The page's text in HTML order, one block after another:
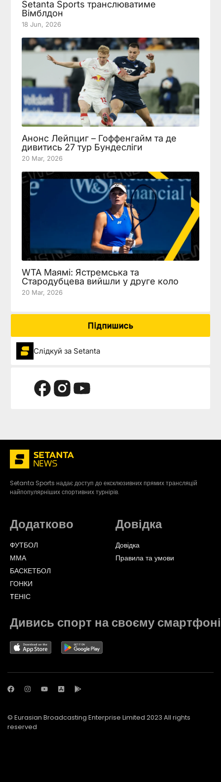
Setanta Sports транслюватиме
Вімблдон
18 Jun, 2026
Анонс Лейпциг – Гоффенгайм та де
дивитись 27 тур Бундесліги
20 Mar, 2026
WTA Маямі: Ястремська та
Стародубцева вийшли у друге коло
20 Mar, 2026
Підпишись
Слідкуй за Setanta
Setanta Sports надає доступ до ексклюзивних прямих трансляцій
найпопулярніших спортивних турнірів.
Додатково
ФУТБОЛ
ММА
БАСКЕТБОЛ
ГОНКИ
TЕНІС
Довідка
Довідка
Правила та умови
Дивись спорт на своєму смартфоні
© Eurasian Broadcasting Enterprise Limited 2023 All rights
reserved